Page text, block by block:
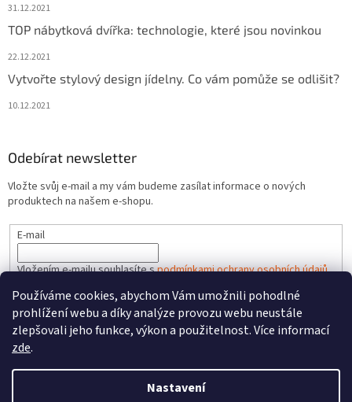
Používáme cookies, abychom Vám umožnili pohodlné
prohlížení webu a díky analýze provozu webu neustále
zlepšovali jeho funkce, výkon a použitelnost. Více informací
zde.
Nastavení
31.12.2021
TOP nábytková dvířka: technologie, které jsou novinkou
22.12.2021
Vytvořte stylový design jídelny. Co vám pomůže se odlišit?
10.12.2021
Odebírat newsletter
Vložte svůj e-mail a my vám budeme zasílat informace o nových
produktech na našem e-shopu.
E-mail
Vložením e-mailu souhlasíte spodmínkami ochrany osobních údajů
PŘIHLÁSIT SE